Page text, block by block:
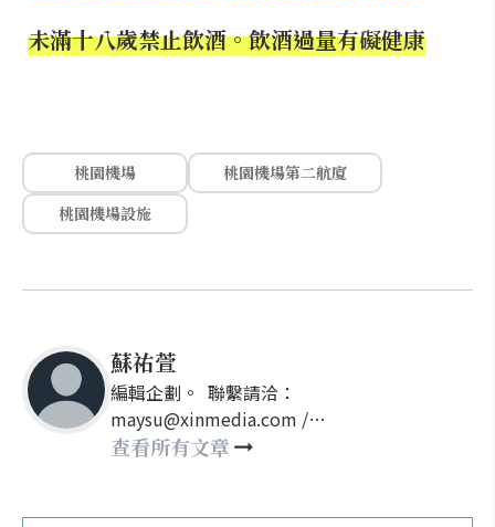
未滿十八歲禁止飲酒。飲酒過量有礙健康
桃園機場
桃園機場第二航廈
桃園機場設施
蘇祐萱
編輯企劃。 聯繫請洽：
maysu@xinmedia.com /
may860527@gmail.com
查看所有文章